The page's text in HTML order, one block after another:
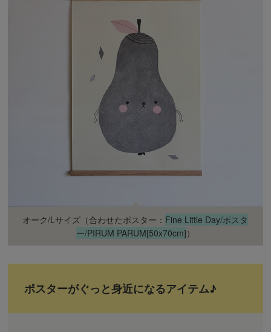
オーク/Lサイズ（合わせたポスター： Fine Little Day/ポスタ
ー/PIRUM PARUM[50x70cm]）
ポスターがぐっと身近になるアイテム♪